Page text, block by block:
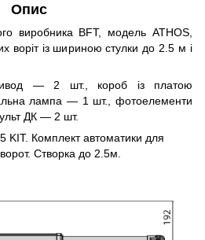
Опис
виробника BFT, модель ATHOS,
воріт із шириною стулки до 2.5 м і
— 2 шт., короб із платою
лампа — 1 шт., фотоелементи
ДК — 2 шт.